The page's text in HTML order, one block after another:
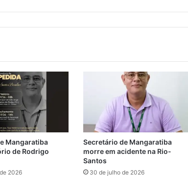
u
u
s
t
p
a
s
s
a
g
Mangaratiba
de Rodrigo
2026
Secretário de Mangaratiba
morre em acidente na Rio-
Santos
30 de julho de 2026